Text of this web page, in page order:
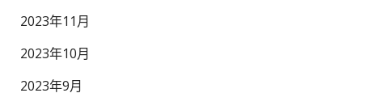
2023年11月
2023年10月
2023年9月